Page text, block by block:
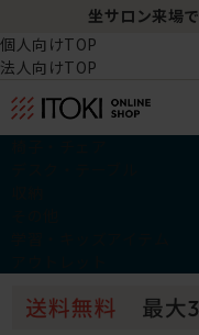
坐サロン来場で
個人向けTOP
法人向けTOP